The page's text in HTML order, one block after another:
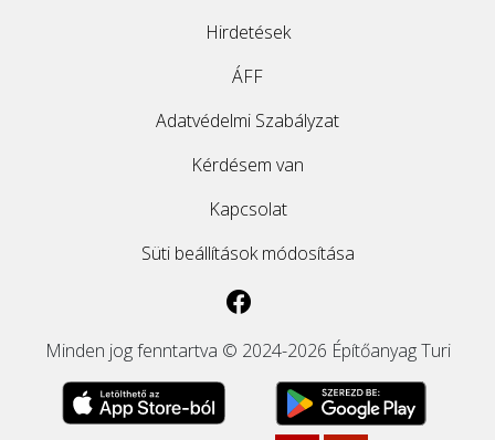
Hirdetések
ÁFF
Adatvédelmi Szabályzat
Kérdésem van
Kapcsolat
Süti beállítások módosítása
Minden jog fenntartva © 2024-2026 Építőanyag Turi